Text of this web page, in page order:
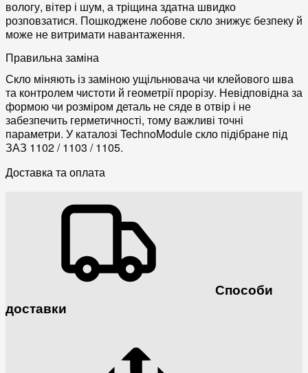
вологу, вітер і шум, а тріщина здатна швидко
розповзатися. Пошкоджене лобове скло знижує безпеку й
може не витримати навантаження.
Правильна заміна
Скло міняють із заміною ущільнювача чи клейового шва
та контролем чистоти й геометрії прорізу. Невідповідна за
формою чи розміром деталь не сяде в отвір і не
забезпечить герметичності, тому важливі точні
параметри. У каталозі TechnoModule скло підібране під
ЗАЗ 1102 / 1103 / 1105.
Доставка та оплата
Способи
доставки